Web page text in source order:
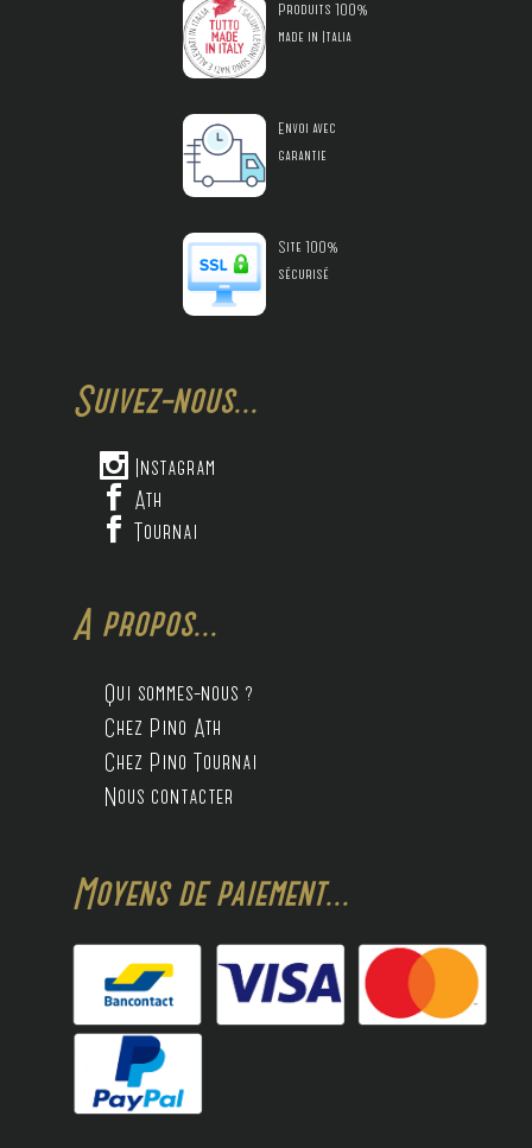
Produits 100%
made in Italia
Envoi avec
garantie
Site 100%
sécurisé
Suivez-nous...
 Instagram
 Ath
 Tournai
A propos...
Qui sommes-nous ?
Chez Pino Ath
Chez Pino Tournai
Nous contacter
Moyens de paiement...